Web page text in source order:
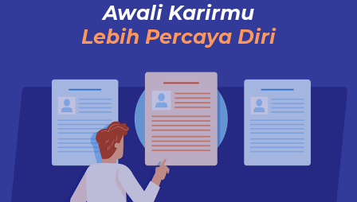
Awali Karirmu
Lebih Percaya Diri